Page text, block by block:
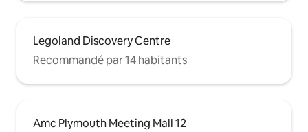
Legoland Discovery Centre
Recommandé par 14 habitants
Amc Plymouth Meeting Mall 12